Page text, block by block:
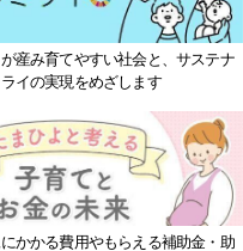
産み育てやすい社会と、サステナ
イの実現をめざします
かかる費用やもらえる補助金・助